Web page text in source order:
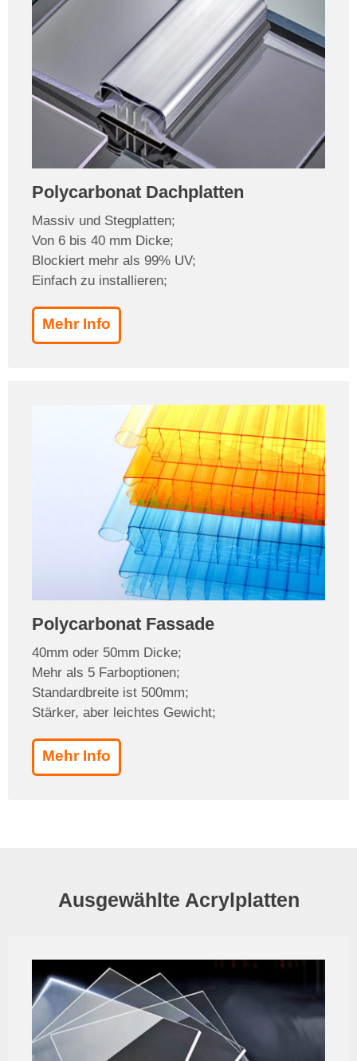
Polycarbonat Dachplatten
Massiv und Stegplatten;
Von 6 bis 40 mm Dicke;
Blockiert mehr als 99% UV;
Einfach zu installieren;
Mehr Info
Polycarbonat Fassade
40mm oder 50mm Dicke;
Mehr als 5 Farboptionen;
Standardbreite ist 500mm;
Stärker, aber leichtes Gewicht;
Mehr Info
Ausgewählte Acrylplatten